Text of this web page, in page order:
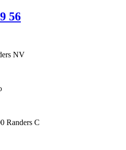
56
NV
Randers C